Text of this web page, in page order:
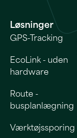
Løsninger
GPS-Tracking
EcoLink - uden
hardware
Route -
busplanlægning
Værktøjssporing